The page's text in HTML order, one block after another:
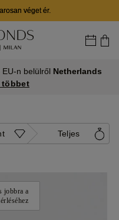
véget ér.
n belülről Netherlands
többet
Teljes
jobbra a